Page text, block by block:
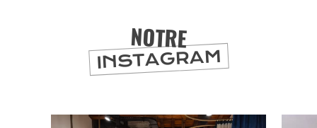
NOTRE
INSTAGRAM